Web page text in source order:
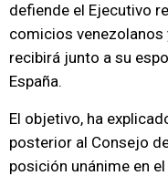
defiende el Ejecutivo
comicios venezolanos
recibirá junto a su
España.
El objetivo, ha
posterior al Consejo
posición unánime en